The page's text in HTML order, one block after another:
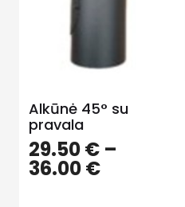
Alkūnė 45° su
pravala
29.50€ –
36.00€